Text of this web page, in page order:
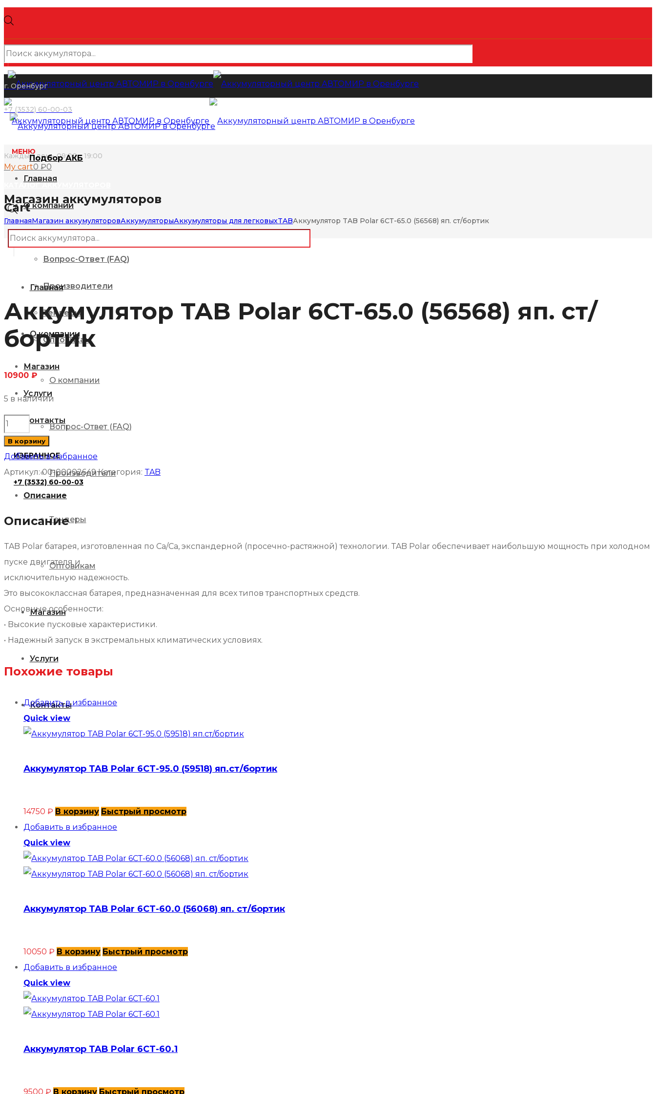
Поиск
товаров
МЕНЮ
Главная
О компании
О компании
Вопрос-Ответ (FAQ)
Производители
Тендеры
Оптовикам
Магазин
Услуги
Контакты
ИЗБРАННОЕ
+7 (3532) 60-00-03
г. Оренбург
+7 (3532) 60-00-03
Каждый день 09:00 - 19:00
My cart0 ₽0
Cart
Главная
О компании
О компании
Вопрос-Ответ (FAQ)
Производители
Тендеры
Оптовикам
Магазин
Услуги
Контакты
Подбор АКБ
КАТАЛОГ АККУМУЛЯТОРОВ
Поиск
товаров
Магазин аккумуляторов
ГлавнаяМагазин аккумуляторовАккумуляторыАккумуляторы для легковыхTABАккумулятор TAB Polar 6СТ-65.0 (56568) яп. ст/бортик
Аккумулятор TAB Polar 6СТ-65.0 (56568) яп. ст/
бортик
10900 ₽
5 в наличии
Количество
товара
Аккумулятор
TAB
Polar
6СТ-65.0
(56568)
ст/
бортик
В корзину
Добавить в избранное
Артикул:00-00002649 Категория: TAB
Описание
Описание
TAB Polar батарея, изготовленная по Са/Са, экспандерной (просечно-растяжной) технологии. TAB Polar обеспечивает наибольшую мощность при холодном
пуске двигателя и
исключительную надежность.
Это высококлассная батарея, предназначенная для всех типов транспортных средств.
Основные особенности:
• Bысокие пусковые характеристики.
• Hадежный запуск в экстремальных климатических условиях.
Похожие товары
Добавить в избранное
Quick view
Аккумулятор TAB Polar 6СТ-95.0 (59518) яп.ст/бортик
14750 ₽ В корзину Быстрый просмотр
Добавить в избранное
Quick view
Аккумулятор TAB Polar 6СТ-60.0 (56068) яп. ст/бортик
10050 ₽ В корзину Быстрый просмотр
Добавить в избранное
Quick view
Аккумулятор TAB Polar 6СТ-60.1
9500 ₽ В корзину Быстрый просмотр